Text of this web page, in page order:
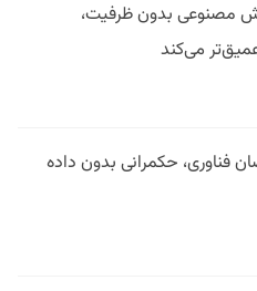
مصنوعی بدون ظرفیت،
می‌کند
حکمرانی بدون داده